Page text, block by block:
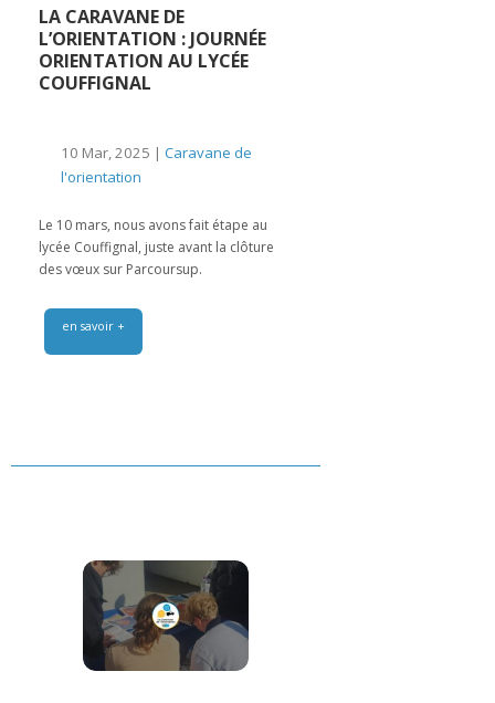
LA CARAVANE DE
L’ORIENTATION : JOURNÉE
ORIENTATION AU LYCÉE
COUFFIGNAL
10 Mar, 2025 | Caravane de
l'orientation
Le 10 mars, nous avons fait étape au
lycée Couffignal, juste avant la clôture
des vœux sur Parcoursup.
en savoir +